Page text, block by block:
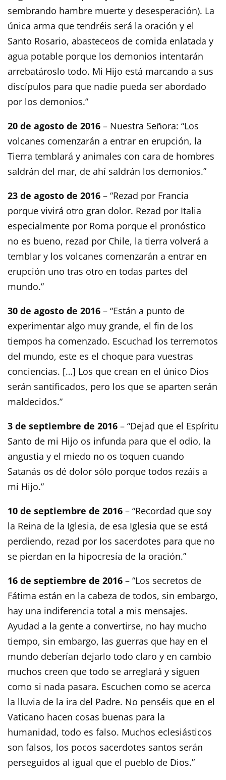
sembrando hambre muerte y desesperación). La
única arma que tendréis será la oración y el
Santo Rosario, abasteceos de comida enlatada y
agua potable porque los demonios intentarán
arrebatároslo todo. Mi Hijo está marcando a sus
discípulos para que nadie pueda ser abordado
por los demonios.”
20 de agosto de 2016 – Nuestra Señora: “Los
volcanes comenzarán a entrar en erupción, la
Tierra temblará y animales con cara de hombres
saldrán del mar, de ahí saldrán los demonios.”
23 de agosto de 2016 – “Rezad por Francia
porque vivirá otro gran dolor. Rezad por Italia
especialmente por Roma porque el pronóstico
no es bueno, rezad por Chile, la tierra volverá a
temblar y los volcanes comenzarán a entrar en
erupción uno tras otro en todas partes del
mundo.”
30 de agosto de 2016 – “Están a punto de
experimentar algo muy grande, el fin de los
tiempos ha comenzado. Escuchad los terremotos
del mundo, este es el choque para vuestras
conciencias. […] Los que crean en el único Dios
serán santificados, pero los que se aparten serán
maldecidos.”
3 de septiembre de 2016 – “Dejad que el Espíritu
Santo de mi Hijo os infunda para que el odio, la
angustia y el miedo no os toquen cuando
Satanás os dé dolor sólo porque todos rezáis a
mi Hijo.”
10 de septiembre de 2016 – “Recordad que soy
la Reina de la Iglesia, de esa Iglesia que se está
perdiendo, rezad por los sacerdotes para que no
se pierdan en la hipocresía de la oración.”
16 de septiembre de 2016 – “Los secretos de
Fátima están en la cabeza de todos, sin embargo,
hay una indiferencia total a mis mensajes.
Ayudad a la gente a convertirse, no hay mucho
tiempo, sin embargo, las guerras que hay en el
mundo deberían dejarlo todo claro y en cambio
muchos creen que todo se arreglará y siguen
como si nada pasara. Escuchen como se acerca
la lluvia de la ira del Padre. No penséis que en el
Vaticano hacen cosas buenas para la
humanidad, todo es falso. Muchos eclesiásticos
son falsos, los pocos sacerdotes santos serán
perseguidos al igual que el pueblo de Dios.”